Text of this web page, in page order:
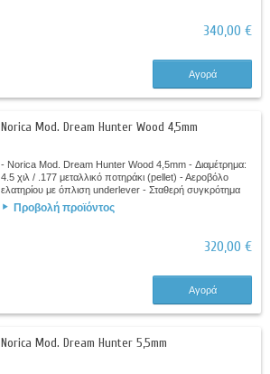
340,00 €
Αγορά
Norica Mod. Dream Hunter Wood 4,5mm
- Norica Mod. Dream Hunter Wood 4,5mm - Διαμέτρημα:
4.5 χιλ / .177 μεταλλικό ποτηράκι (pellet) - Αεροβόλο
ελατηρίου με όπλιση underlever - Σταθερή συγκρότημα
κάννης - Κοντάκιο με απομίμηση...
Προβολή προϊόντος
320,00 €
Αγορά
Norica Mod. Dream Hunter 5,5mm